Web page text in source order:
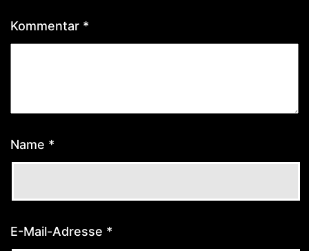
Kommentar *
Name *
E-Mail-Adresse *